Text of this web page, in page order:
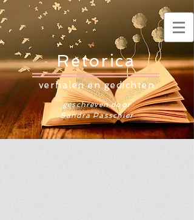
Retorica
verhalen en gedichten
geschreven door
Sandra Passchier